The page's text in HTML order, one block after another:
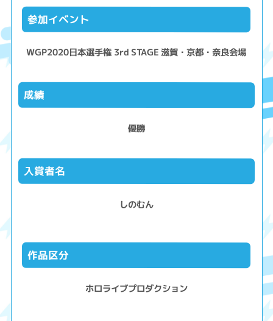
参加イベント
WGP2020日本選手権 3rd STAGE 滋賀・京都・奈良会場
成績
優勝
入賞者名
しのむん
作品区分
ホロライブプロダクション